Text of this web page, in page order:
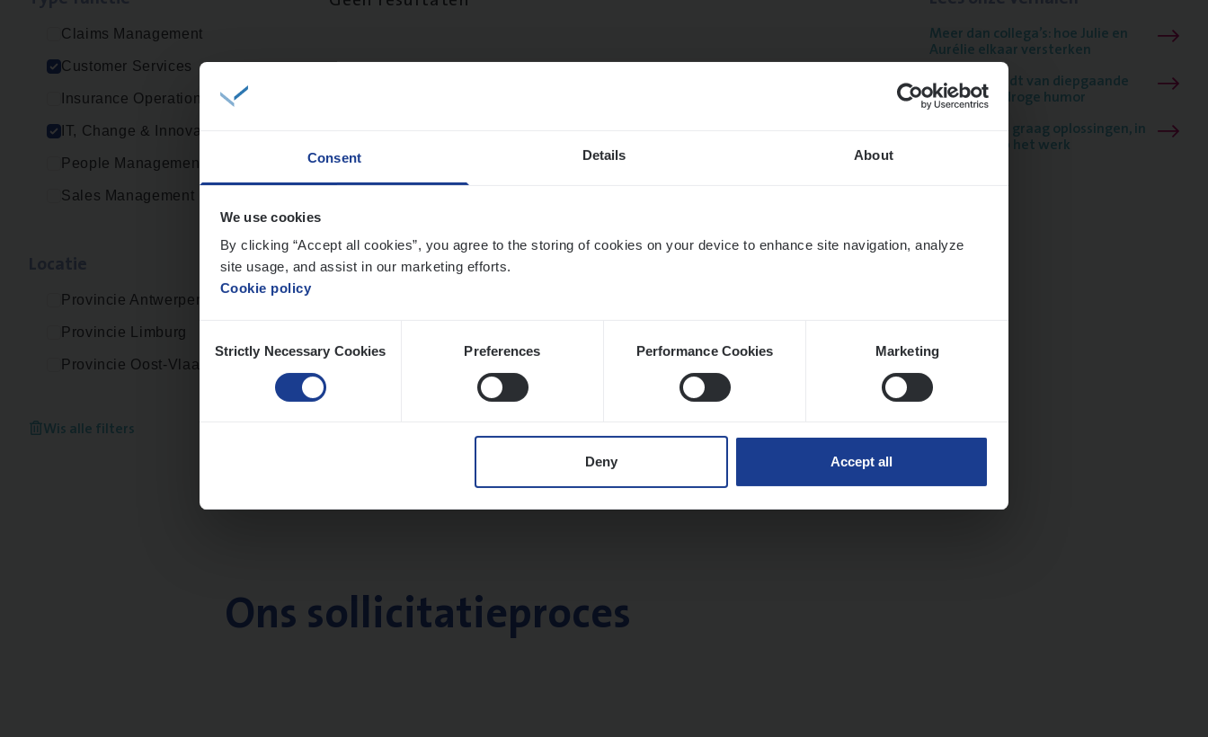
Consent Details About
We use cookies
By clicking “Accept all cookies”, you agree to the storing of cookies on your device to enhance site navigation, analyze
site usage, and assist in our marketing efforts.
Cookie policy
Selection
Strictly Necessary Cookies Preferences Performance Cookies Marketing
Deny Accept all
Claims Management
Customer Services
Insurance Operations
IT, Change & Innovation
People Management
Sales Management
Provincie Antwerpen
Provincie Limburg
Provincie Oost-Vlaanderen
Wis alle filters
Meer dan collega’s: hoe Julie en
Aurélie elkaar versterken
Mathias houdt van diepgaande
dossiers én droge humor
Thalia zoekt graag oplossingen, in
games én op het werk
Ons sollicitatieproces